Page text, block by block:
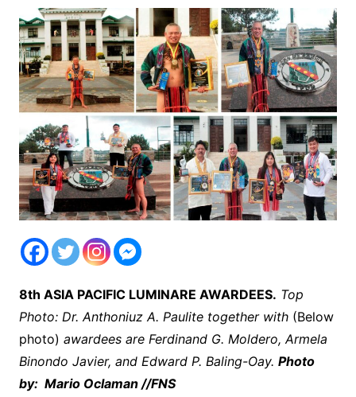
8th ASIA PACIFIC LUMINARE AWARDEES. Top
Photo: Dr. Anthoniuz A. Paulite together with(Below
photo) awardees are Ferdinand G. Moldero, Armela
Binondo Javier, and Edward P. Baling-Oay. Photo
by: Mario Oclaman //FNS